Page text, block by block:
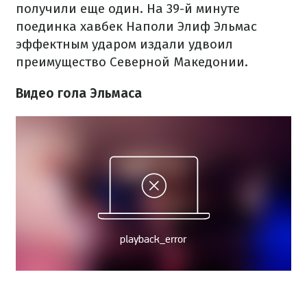
получили еще один. На 39-й минуте
поединка хавбек Наполи Элиф Эльмас
эффектным ударом издали удвоил
преимущество Северной Македонии.
Видео гола Эльмаса